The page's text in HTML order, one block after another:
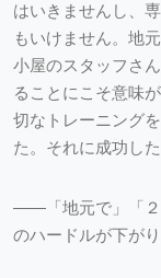
はいきませんし、
もいけません。地
小屋のスタッフさ
ることにこそ意味
切なトレーニング
た。それに成功し
――「地元で」「２
のハードルが下が